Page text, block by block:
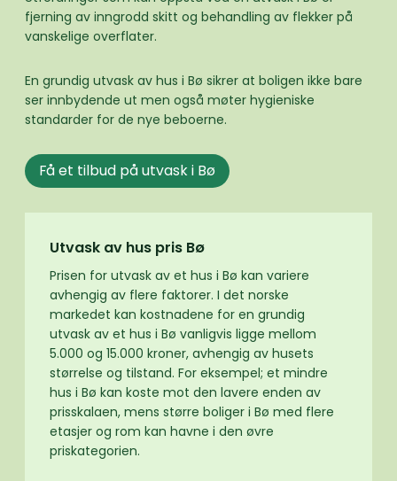
fjerning av inngrodd skitt og behandling av flekker på
vanskelige overflater.
En grundig utvask av hus i Bø sikrer at boligen ikke bare
ser innbydende ut men også møter hygieniske
standarder for de nye beboerne.
Få et tilbud på utvask i Bø
Utvask av hus pris Bø
Prisen for utvask av et hus i Bø kan variere
avhengig av flere faktorer. I det norske
markedet kan kostnadene for en grundig
utvask av et hus i Bø vanligvis ligge mellom
5.000 og 15.000 kroner, avhengig av husets
størrelse og tilstand. For eksempel; et mindre
hus i Bø kan koste mot den lavere enden av
prisskalaen, mens større boliger i Bø med flere
etasjer og rom kan havne i den øvre
priskategorien.